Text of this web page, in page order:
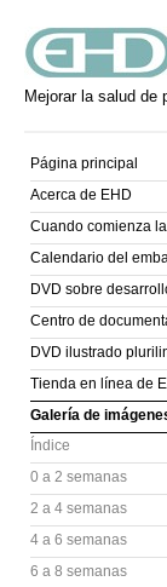
Mejorar la salud de
Página principal
Acerca de EHD
Cuando comienza
Calendario del
DVD sobre
Centro de
DVD ilustrado
Tienda en línea de
Galería de
Índice
0 a 2 semanas
2 a 4 semanas
4 a 6 semanas
6 a 8 semanas